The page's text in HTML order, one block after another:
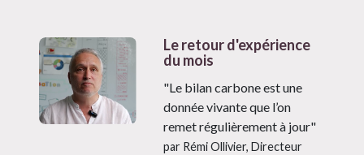
Le retour d'expérience
du mois
"Le bilan carbone est une
donnée vivante que l’on
remet régulièrement à jour"
par Rémi Ollivier, Directeur